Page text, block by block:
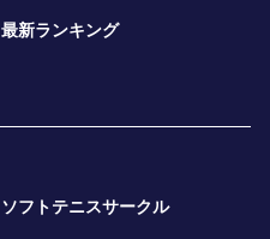
最新ランキング
ソフトテニスサークル